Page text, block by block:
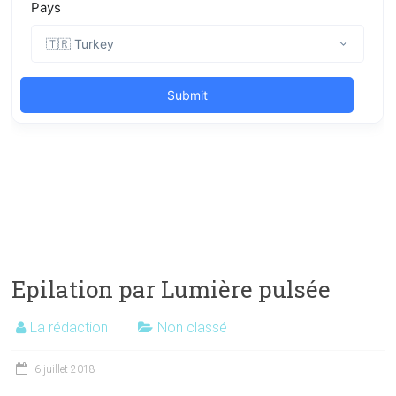
Epilation par Lumière pulsée
La rédaction Non classé
6 juillet 2018